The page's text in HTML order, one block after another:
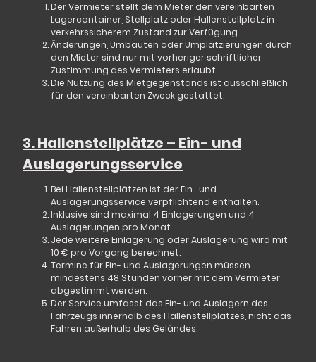
Der Vermieter stellt dem Mieter den vereinbarten
Lagercontainer, Stellplatz oder Hallenstellplatz in
verkehrssicherem Zustand zur Verfügung.
Änderungen, Umbauten oder Umplatzierungen durch
den Mieter sind nur mit vorheriger schriftlicher
Zustimmung des Vermieters erlaubt.
Die Nutzung des Mietgegenstands ist ausschließlich
für den vereinbarten Zweck gestattet.
3. Hallenstellplätze – Ein- und
Auslagerungsservice
Bei Hallenstellplätzen ist derEin- und
Auslagerungsservice verpflichtend enthalten.
Inklusive sind maximal 4 Einlagerungen und 4
Auslagerungen pro Monat.
Jede weitere Einlagerung oder Auslagerung wird mit
10 € pro Vorgang berechnet.
Termine für Ein- und Auslagerungen müssen
mindestens 48 Stunden vorhermit dem Vermieter
abgestimmt werden.
Der Service umfasst das Ein- und Auslagern des
Fahrzeugs innerhalb des Hallenstellplatzes , nicht das
Fahren außerhalb des Geländes.